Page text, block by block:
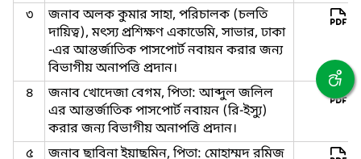
৩
জনাব অলক কুমার সাহা, পরিচালক (চলতি
দায়িত্ব), মৎস্য প্রশিক্ষণ একাডেমি, সাভার, ঢাকা
-এর আন্তর্জাতিক পাসপোর্ট নবায়ন করার জন্য
বিভাগীয় অনাপত্তি প্রদান।
৪
জনাব খোদেজা বেগম, পিতা: আব্দুল জলিল
এর আন্তর্জাতিক পাসপোর্ট নবায়ন (রি-ইস্যু)
করার জন্য বিভাগীয় অনাপত্তি প্রদান।
৫
জনাব ছাবিনা ইয়াছমিন, পিতা: মোহাম্মদ রমিজ